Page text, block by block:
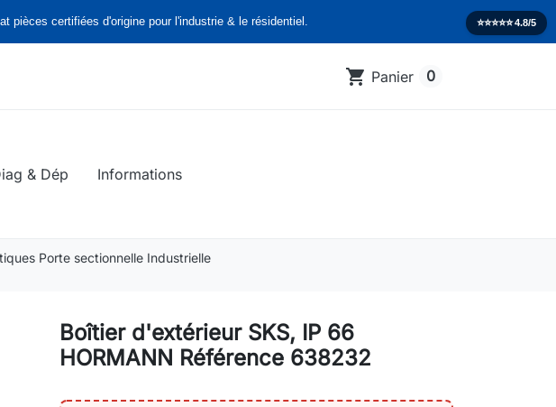
pièces certifiées d'origine pour l'industrie & le résidentiel. ⭐️⭐️⭐️⭐️⭐️4.8/5
shopping_cart Panier 0
& Dép Informations
Porte sectionnelle Industrielle
Boîtier d'extérieur SKS, IP 66
HORMANN Référence 638232